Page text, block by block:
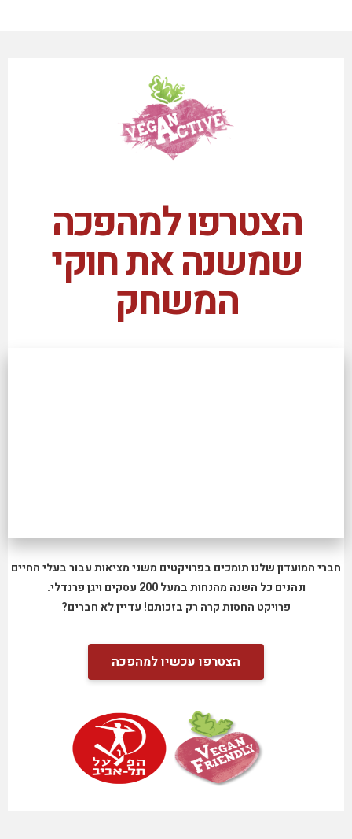
הצטרפו למהפכה
שמשנה את חוקי
המשחק
חברי המועדון שלנו תומכים בפרויקטים משני מציאות עבור בעלי החיים
ונהנים כל השנה מהנחות במעל 200 עסקים ויגן פרנדלי.
פרויקט החסות קרה רק בזכותם! עדיין לא חברים?
הצטרפו עכשיו למהפכה